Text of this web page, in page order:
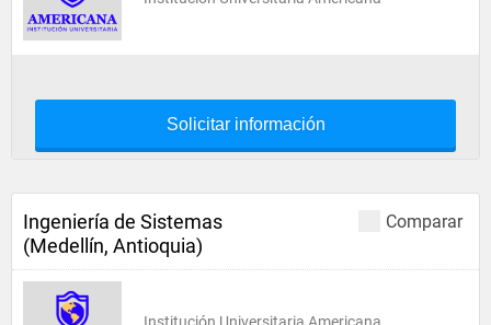
Solicitar información
Comparar
Ingeniería de Sistemas
(Medellín, Antioquia)